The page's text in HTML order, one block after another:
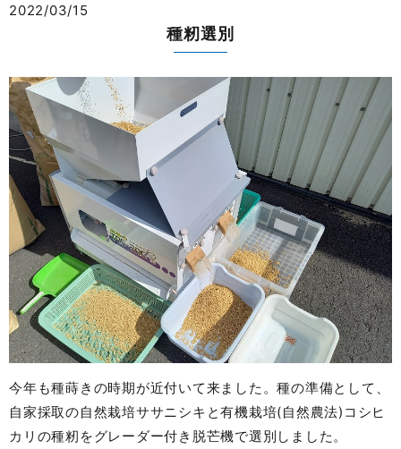
2022/03/15
種籾選別
今年も種蒔きの時期が近付いて来ました。種の準備として、
自家採取の自然栽培ササニシキと有機栽培(自然農法)コシヒ
カリの種籾をグレーダー付き脱芒機で選別しました。